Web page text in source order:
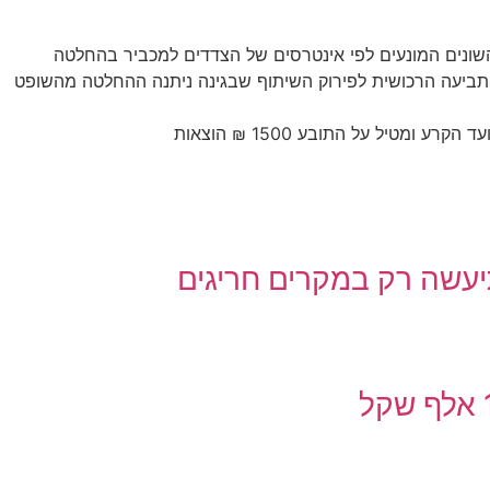
השונים המונעים לפי אינטרסים של הצדדים למכביר בהחלטה
הרכושית לפירוק השיתוף שבגינה ניתנה ההחלטה מהשופט
רק במקרים חריגים